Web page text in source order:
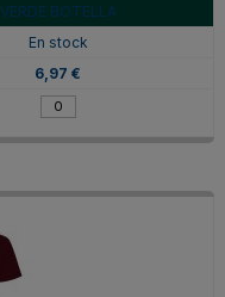
VERDE BOTELLA
En stock
6,97 €